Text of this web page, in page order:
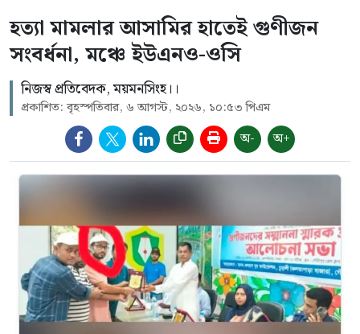
হত্যা মামলার আসামির হাতেই গুণীজন
সংবর্ধনা, মঞ্চে ইউএনও-ওসি
নিজস্ব প্রতিবেদক, ময়মনসিংহ।।
প্রকাশিত: বৃহস্পতিবার, ৬ আগস্ট, ২০২৬, ১০:৫৩ পিএম
অ- অ+